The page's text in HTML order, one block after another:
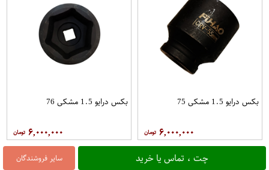
سایر فروشندگان چت ، تماس یا خرید
بکس درایو 1.5 مشکی 75
۶,۰۰۰,۰۰۰
بکس درایو 1.5 مشکی 76
۶,۰۰۰,۰۰۰